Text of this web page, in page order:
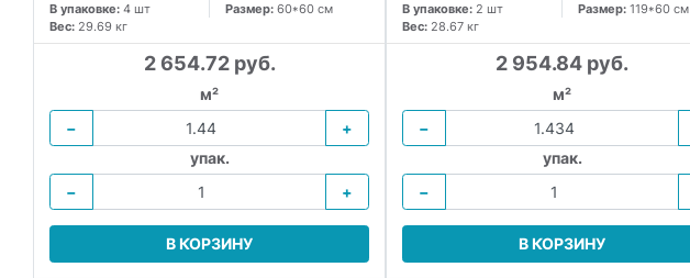
В упаковке: 4 шт Размер: 60*60 см
Вес: 29.69 кг
2 654.72 руб.
м²
−
+
упак.
−
+
В КОРЗИНУ
В упаковке: 2 шт Размер: 119*60 см
Вес: 28.67 кг
2 954.84 руб.
м²
−
упак.
−
В КОРЗИНУ